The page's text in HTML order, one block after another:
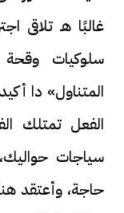
غالبًا هـ تلاقى
سلوكيات
المتناول» دا
الفعل تمتلك
سياجات
حاجة، وأعتقد